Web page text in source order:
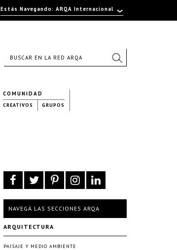
COMUNIDAD
CREATIVOS GRUPOS
NAVEGÁ LAS SECCIONES ARQA
ARQUITECTURA
PAISAJE Y MEDIO AMBIENTE
Estás Navegando: ARQA Internacional